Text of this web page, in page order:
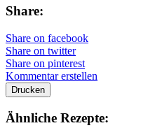
Share:
Share on facebook
Share on twitter
Share on pinterest
Kommentar erstellen
Drucken
Ähnliche Rezepte: